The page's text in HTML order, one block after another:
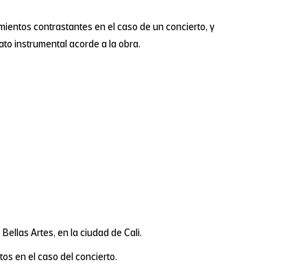
contrastantes en el caso de un concierto, y
instrumental acorde a la obra.
Artes, en la ciudad de Cali.
en el caso del concierto.